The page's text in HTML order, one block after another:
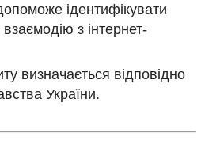
ідентифікувати
з інтернет-
визначається відповідно
України.